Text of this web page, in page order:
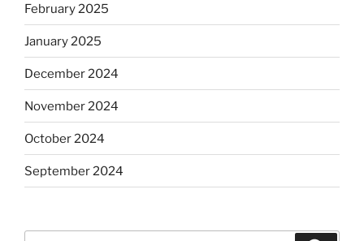
February 2025
January 2025
December 2024
November 2024
October 2024
September 2024